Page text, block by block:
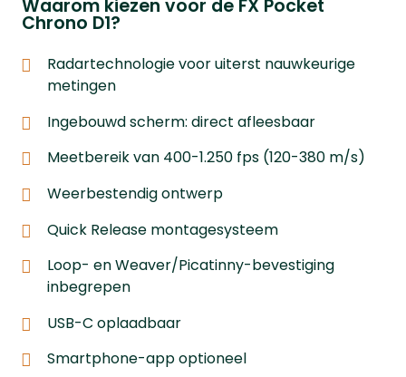
Waarom kiezen voor de FX Pocket
Chrono D1?
Radartechnologie voor uiterst nauwkeurige
metingen
Ingebouwd scherm: direct afleesbaar
Meetbereik van 400-1.250 fps (120-380 m/s)
Weerbestendig ontwerp
Quick Release montagesysteem
Loop- en Weaver/Picatinny-bevestiging
inbegrepen
USB-C oplaadbaar
Smartphone-app optioneel